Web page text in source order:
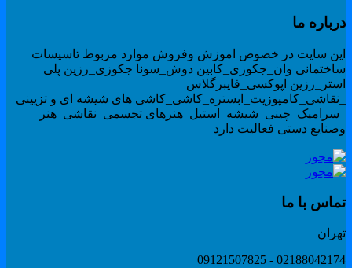
ما
سایت در خصوص اموزش وفروش موارد مربوط تاسیسات
وان_جکوزی_کابین دوش_سونا جکوزی_رزین پلی
اپوکسی_فایبرگلاس
های شیشه ای و تزیینی
تجسمی_نقاشی_هنر
دستی فعالیت دارد
با ما
02188042174 -